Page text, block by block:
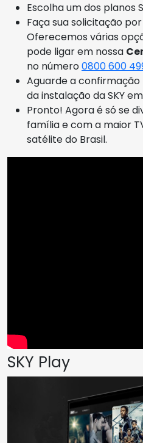
Escolha um dos planos
Faça sua solicitação
Oferecemos várias
pode ligar em nossa
no número0800 600
Aguarde a
da instalação da SKY
Pronto! Agora é só se
família e com a maior
satélite do Brasil.
SKY Play